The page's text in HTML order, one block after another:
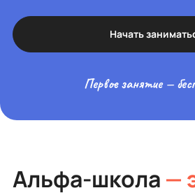
Начать
Первое занятие —
Альфа-школа —